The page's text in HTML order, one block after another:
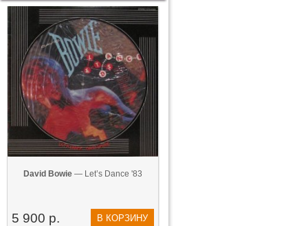
David Bowie — Let’s Dance '83
5 900 р. В КОРЗИНУ